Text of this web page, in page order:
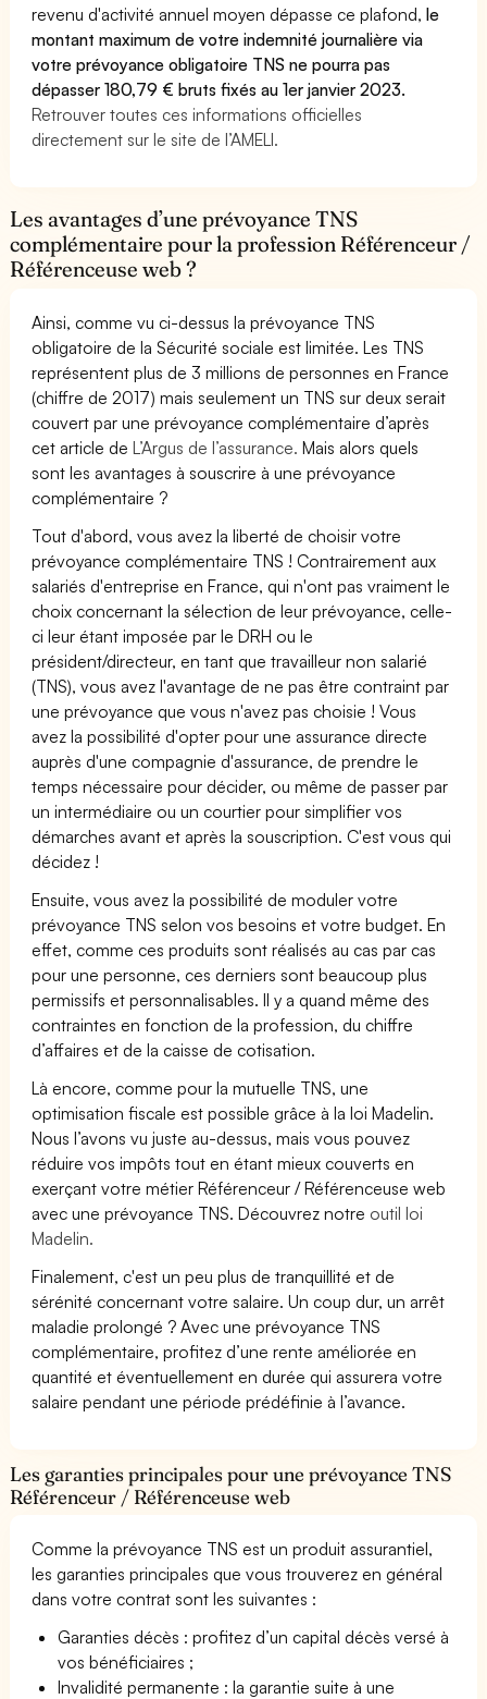
revenu d'activité annuel moyen dépasse ce plafond,le
montant maximum de votre indemnité journalière via
votre prévoyance obligatoire TNS ne pourra pas
dépasser 180,79 € bruts fixés au 1er janvier 2023.
Retrouver toutes ces informations officielles
directement sur le site de l’AMELI.
Les avantages d’une prévoyance TNS
complémentaire pour la profession Référenceur /
Référenceuse web ?
Ainsi, comme vu ci-dessus la prévoyance TNS
obligatoire de la Sécurité sociale est limitée. Les TNS
représentent plus de 3 millions de personnes en France
(chiffre de 2017) mais seulement un TNS sur deux serait
couvert par une prévoyance complémentaire d’après
cet article deL’Argus de l’assurance. Mais alors quels
sont les avantages à souscrire à une prévoyance
complémentaire ?
Tout d'abord, vous avez la liberté de choisir votre
prévoyance complémentaire TNS ! Contrairement aux
salariés d'entreprise en France, qui n'ont pas vraiment le
choix concernant la sélection de leur prévoyance, celle-
ci leur étant imposée par le DRH ou le
président/directeur, en tant que travailleur non salarié
(TNS), vous avez l'avantage de ne pas être contraint par
une prévoyance que vous n'avez pas choisie ! Vous
avez la possibilité d'opter pour une assurance directe
auprès d'une compagnie d'assurance, de prendre le
temps nécessaire pour décider, ou même de passer par
un intermédiaire ou un courtier pour simplifier vos
démarches avant et après la souscription. C'est vous qui
décidez !
Ensuite, vous avez la possibilité de moduler votre
prévoyance TNS selon vos besoins et votre budget. En
effet, comme ces produits sont réalisés au cas par cas
pour une personne, ces derniers sont beaucoup plus
permissifs et personnalisables. Il y a quand même des
contraintes en fonction de la profession, du chiffre
d’affaires et de la caisse de cotisation.
Là encore, comme pour la mutuelle TNS, une
optimisation fiscale est possible grâce à la loi Madelin.
Nous l’avons vu juste au-dessus, mais vous pouvez
réduire vos impôts tout en étant mieux couverts en
exerçant votre métier Référenceur / Référenceuse web
avec une prévoyance TNS. Découvrez notre outil loi
Madelin.
Finalement, c'est un peu plus de tranquillité et de
sérénité concernant votre salaire. Un coup dur, un arrêt
maladie prolongé ? Avec une prévoyance TNS
complémentaire, profitez d’une rente améliorée en
quantité et éventuellement en durée qui assurera votre
salaire pendant une période prédéfinie à l’avance.
Les garanties principales pour une prévoyance TNS
Référenceur / Référenceuse web
Comme la prévoyance TNS est un produit assurantiel,
les garanties principales que vous trouverez en général
dans votre contrat sont les suivantes :
Garanties décès : profitez d’un capital décès versé à
vos bénéficiaires ;
Invalidité permanente : la garantie suite à une